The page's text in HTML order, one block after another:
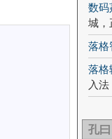
数码
城，
落格
落格
入法
孔